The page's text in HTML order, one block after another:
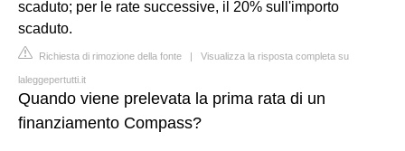
scaduto; per le rate successive, il 20% sull'importo
scaduto.
Richiesta di rimozione della fonte | Visualizza la risposta completa su
laleggepertutti.it
Quando viene prelevata la prima rata di un
finanziamento Compass?